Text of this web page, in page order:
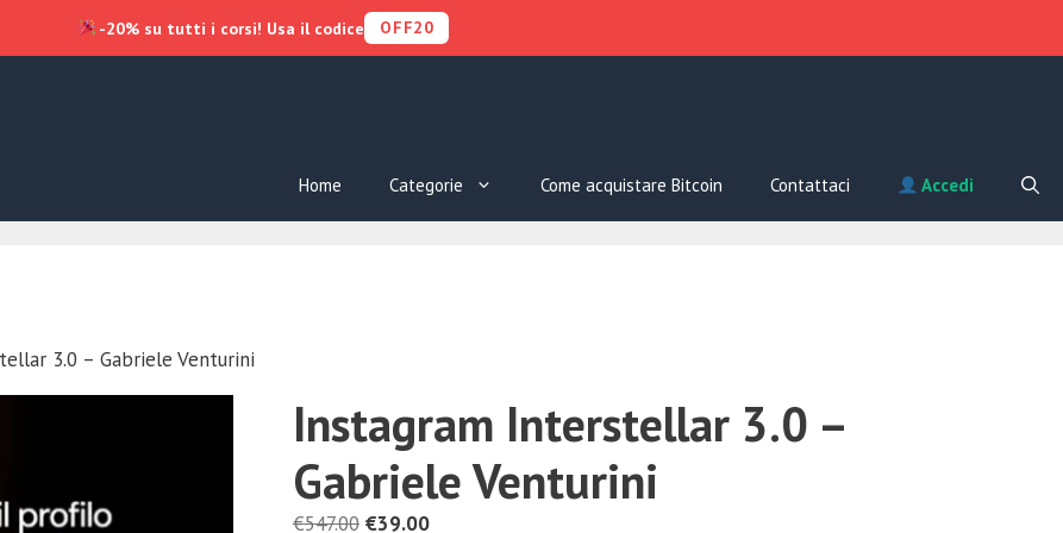
Home Categorie Come acquistare Bitcoin Contattaci Accedi
3.0 – Gabriele Venturini
Instagram Interstellar 3.0 –
Gabriele Venturini
€547.00 Il
€39.00Il
-20% su tutti i corsi! Usa il codice OFF20